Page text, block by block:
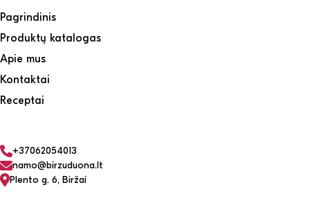
Pagrindinis
Produktų katalogas
Apie mus
Kontaktai
Receptai
+37062054013
namo@birzuduona.lt
Plento g. 6, Biržai